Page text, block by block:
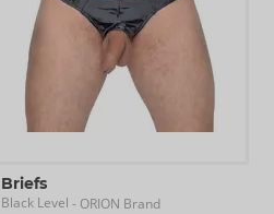
Briefs
Black Level - ORION Brand